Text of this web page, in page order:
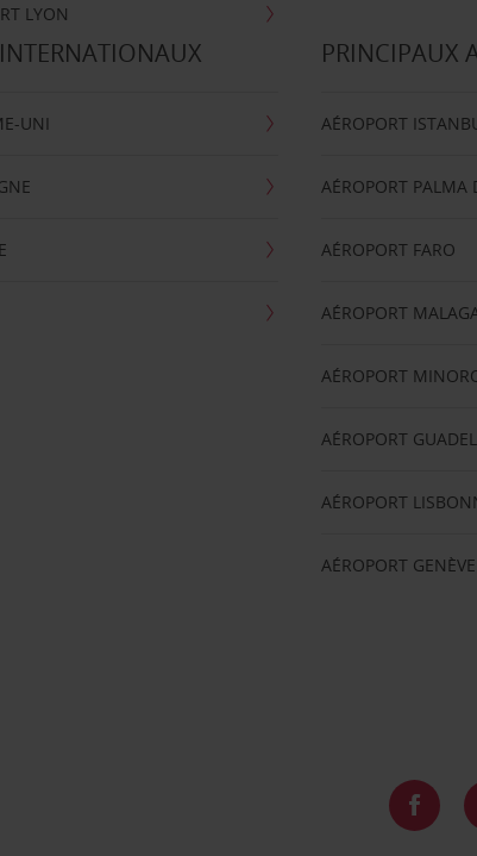
LYON
UNI
PRINCIPAUX
AÉROPORT
AÉROPORT PALMA
AÉROPORT FARO
AÉROPORT
AÉROPORT
AÉROPORT
AÉROPORT
AÉROPORT GENÈVE